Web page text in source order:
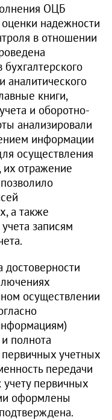
ОЦБ
надежности
в отношении
аналитического
книги,
и оборотно-
анализировали
информации
осуществления
отражение
а также
записям
осуществлении
полнота
учетных
передачи
учету первичных
оформлены